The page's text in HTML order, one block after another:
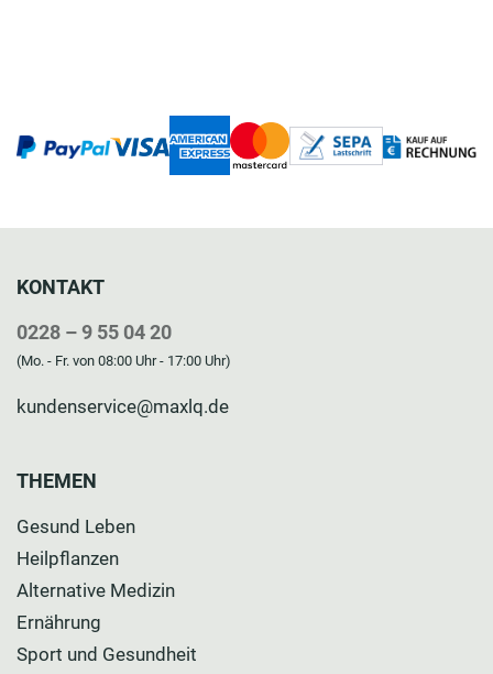
KONTAKT
0228 – 9 55 04 20
(Mo. - Fr. von 08:00 Uhr - 17:00 Uhr)
kundenservice@maxlq.de
THEMEN
Gesund Leben
Heilpflanzen
Alternative Medizin
Ernährung
Sport und Gesundheit